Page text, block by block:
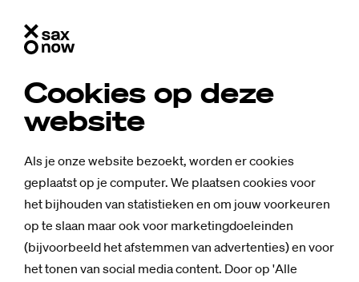
Cookies op deze
website
Als je onze website bezoekt, worden er cookies
geplaatst op je computer. We plaatsen cookies voor
het bijhouden van statistieken en om jouw voorkeuren
op te slaan maar ook voor marketingdoeleinden
(bijvoorbeeld het afstemmen van advertenties) en voor
het tonen van social media content. Door op 'Alle
Nieuws
Achtergrond
Alledaags Saxion: Plantmanagement